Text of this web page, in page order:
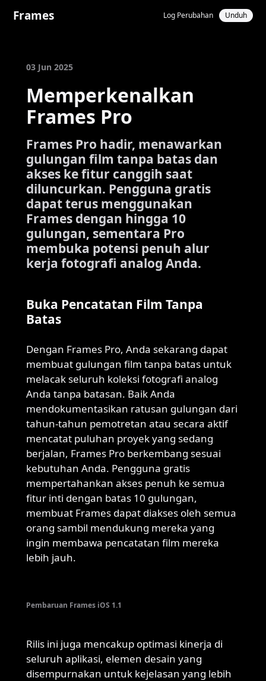
Frames Log Perubahan Unduh
03 Jun 2025
Memperkenalkan
Frames Pro
Frames Pro hadir, menawarkan
gulungan film tanpa batas dan
akses ke fitur canggih saat
diluncurkan. Pengguna gratis
dapat terus menggunakan
Frames dengan hingga 10
gulungan, sementara Pro
membuka potensi penuh alur
kerja fotografi analog Anda.
Buka Pencatatan Film Tanpa
Batas
Dengan Frames Pro, Anda sekarang dapat
membuat gulungan film tanpa batas untuk
melacak seluruh koleksi fotografi analog
Anda tanpa batasan. Baik Anda
mendokumentasikan ratusan gulungan dari
tahun-tahun pemotretan atau secara aktif
mencatat puluhan proyek yang sedang
berjalan, Frames Pro berkembang sesuai
kebutuhan Anda. Pengguna gratis
mempertahankan akses penuh ke semua
fitur inti dengan batas 10 gulungan,
membuat Frames dapat diakses oleh semua
orang sambil mendukung mereka yang
ingin membawa pencatatan film mereka
lebih jauh.
Pembaruan Frames iOS 1.1
Rilis ini juga mencakup optimasi kinerja di
seluruh aplikasi, elemen desain yang
disempurnakan untuk kejelasan yang lebih